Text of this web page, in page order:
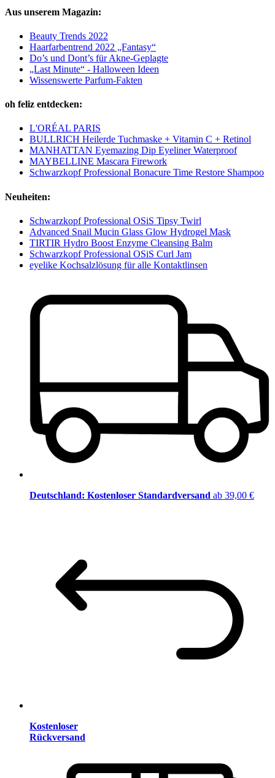
Aus unserem Magazin:
Beauty Trends 2022
Haarfarbentrend 2022 „Fantasy“
Do’s und Dont’s für Akne-Geplagte
„Last Minute“ - Halloween Ideen
Wissenswerte Parfum-Fakten
oh feliz entdecken:
L'ORÉAL PARIS
BULLRICH Heilerde Tuchmaske + Vitamin C + Retinol
MANHATTAN Eyemazing Dip Eyeliner Waterproof
MAYBELLINE Mascara Firework
Schwarzkopf Professional Bonacure Time Restore Shampoo
Neuheiten:
Schwarzkopf Professional OSiS Tipsy Twirl
Advanced Snail Mucin Glass Glow Hydrogel Mask
TIRTIR Hydro Boost Enzyme Cleansing Balm
Schwarzkopf Professional OSiS Curl Jam
eyelike Kochsalzlösung für alle Kontaktlinsen
Deutschland: Kostenloser Standardversand ab 39,00 €
Kostenloser
Rückversand